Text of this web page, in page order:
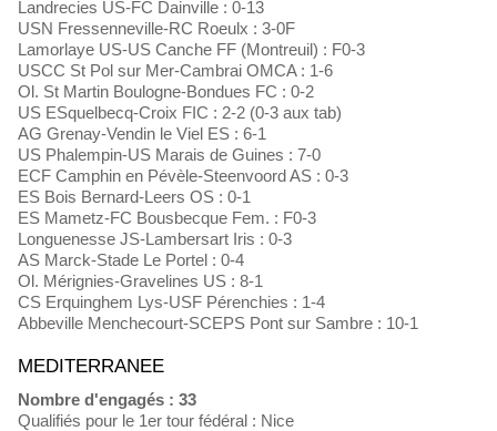
Landrecies US-FC Dainville : 0-13
USN Fressenneville-RC Roeulx : 3-0F
Lamorlaye US-US Canche FF (Montreuil) : F0-3
USCC St Pol sur Mer-Cambrai OMCA : 1-6
Ol. St Martin Boulogne-Bondues FC : 0-2
US ESquelbecq-Croix FIC : 2-2 (0-3 aux tab)
AG Grenay-Vendin le Viel ES : 6-1
US Phalempin-US Marais de Guines : 7-0
ECF Camphin en Pévèle-Steenvoord AS : 0-3
ES Bois Bernard-Leers OS : 0-1
ES Mametz-FC Bousbecque Fem. : F0-3
Longuenesse JS-Lambersart Iris : 0-3
AS Marck-Stade Le Portel : 0-4
Ol. Mérignies-Gravelines US : 8-1
CS Erquinghem Lys-USF Pérenchies : 1-4
Abbeville Menchecourt-SCEPS Pont sur Sambre : 10-1
MEDITERRANEE
Nombre d'engagés : 33
Qualifiés pour le 1er tour fédéral : Nice